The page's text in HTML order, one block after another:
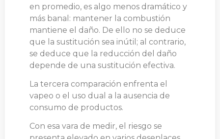
en promedio, es algo menos dramático y
más banal: mantener la combustión
mantiene el daño. De ello no se deduce
que la sustitución sea inútil; al contrario,
se deduce que la reducción del daño
depende de una sustitución efectiva.
La tercera comparación enfrenta el
vapeo o el uso dual a la ausencia de
consumo de productos.
Con esa vara de medir, el riesgo se